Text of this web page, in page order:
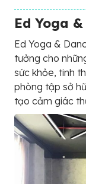
Ed Yoga
Ed Yoga &
tưởng cho
sức khỏe, tinh
phòng tập sở
tạo cảm giác